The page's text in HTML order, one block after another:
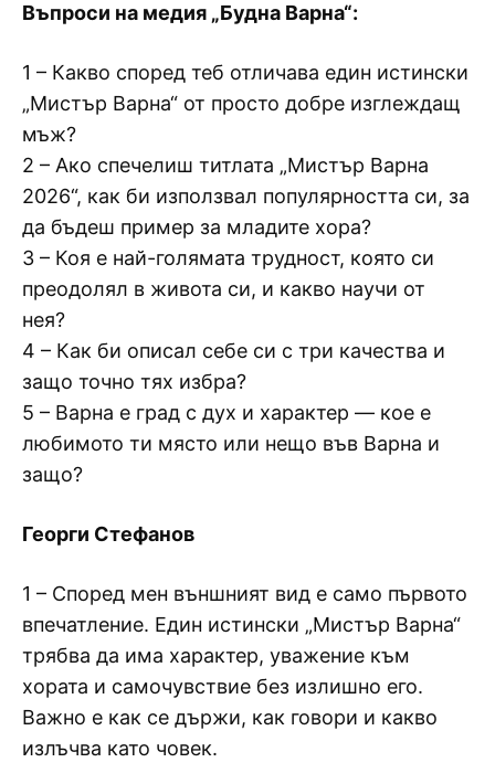
Въпроси на медия „Будна Варна“:
1 – Какво според теб отличава един истински
„Мистър Варна“ от просто добре изглеждащ
мъж?
2 – Ако спечелиш титлата „Мистър Варна
2026“, как би използвал популярността си, за
да бъдеш пример за младите хора?
3 – Коя е най-голямата трудност, която си
преодолял в живота си, и какво научи от
нея?
4 – Как би описал себе си с три качества и
защо точно тях избра?
5 – Варна е град с дух и характер — кое е
любимото ти място или нещо във Варна и
защо?
Георги Стефанов
1 – Според мен външният вид е само първото
впечатление. Един истински „Мистър Варна“
трябва да има характер, уважение към
хората и самочувствие без излишно его.
Важно е как се държи, как говори и какво
излъчва като човек.